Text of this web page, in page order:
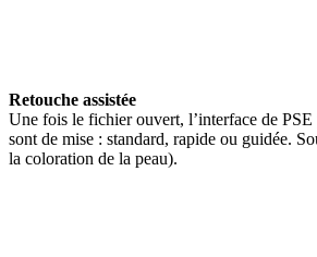
Retouche assistée
Une fois le fichier ouvert, l’interface de
sont de mise : standard, rapide ou guidée.
la coloration de la peau).